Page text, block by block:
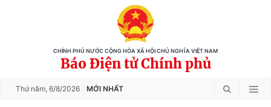
CHÍNH PHỦ NƯỚC CỘNG HÒA XÃ HỘI CHỦ NGHĨA VIỆT NAM
Báo Điện tử Chính phủ
Thứ năm, 6/8/2026 MỚI NHẤT